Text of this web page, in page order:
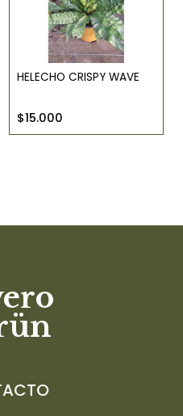
HELECHO CRISPY WAVE
$15.000